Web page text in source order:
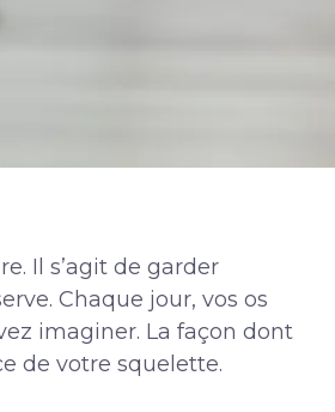
Il s’agit de garder
Chaque jour, vos os
imaginer. La façon dont
de votre squelette.